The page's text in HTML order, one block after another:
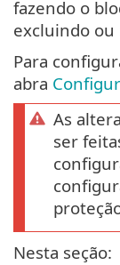
fazendo o
excluindo ou
Para
abra
As
ser
Nesta seção: